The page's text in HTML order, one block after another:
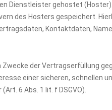
Dienstleister gehostet
des Hosters gespeichert.
Kontaktdaten,
der Vertragserfüllung
einer sicheren,
6 Abs. 1 lit. f DSGVO).